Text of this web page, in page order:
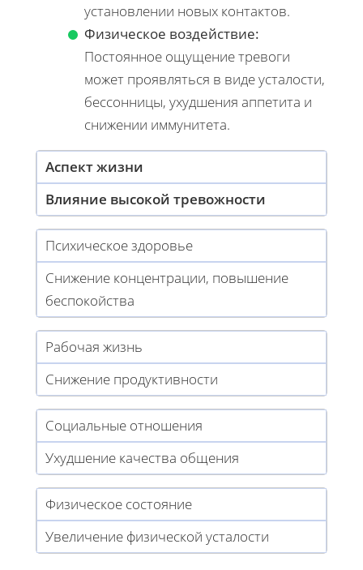
установлении новых контактов.
Физическое воздействие:
Постоянное ощущение тревоги
может проявляться в виде усталости,
бессонницы, ухудшения аппетита и
снижении иммунитета.
Аспект жизни
Влияние высокой тревожности
Психическое здоровье
Снижение концентрации, повышение
беспокойства
Рабочая жизнь
Снижение продуктивности
Социальные отношения
Ухудшение качества общения
Физическое состояние
Увеличение физической усталости